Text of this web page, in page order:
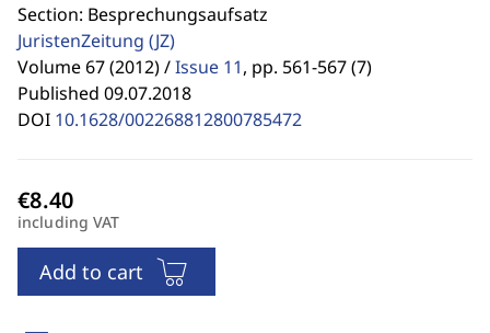
Section: Besprechungsaufsatz
JuristenZeitung (JZ)
Volume 67 (2012) /Issue 11, pp. 561-567 (7)
Published 09.07.2018
DOI 10.1628/002268812800785472
including VAT
Add to cart